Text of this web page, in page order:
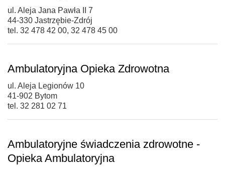
ul. Aleja Jana Pawła II 7
44-330 Jastrzębie-Zdrój
tel. 32 478 42 00, 32 478 45 00
Ambulatoryjna Opieka Zdrowotna
ul. Aleja Legionów 10
41-902 Bytom
tel. 32 281 02 71
Ambulatoryjne świadczenia zdrowotne -
Opieka Ambulatoryjna